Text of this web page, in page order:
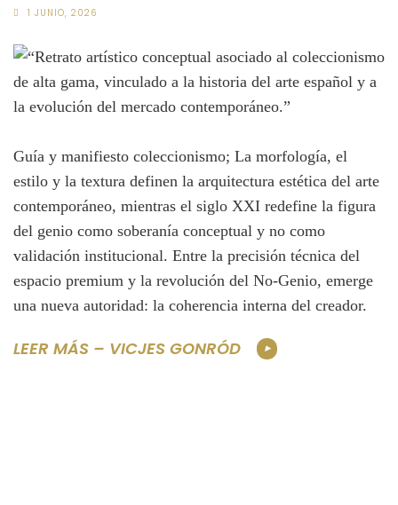
1 JUNIO, 2026
Guía y manifiesto coleccionismo; La morfología, el
estilo y la textura definen la arquitectura estética del arte
contemporáneo, mientras el siglo XXI redefine la figura
del genio como soberanía conceptual y no como
validación institucional. Entre la precisión técnica del
espacio premium y la revolución del No‑Genio, emerge
una nueva autoridad: la coherencia interna del creador.
LEER MÁS – VICJES GONRÓD